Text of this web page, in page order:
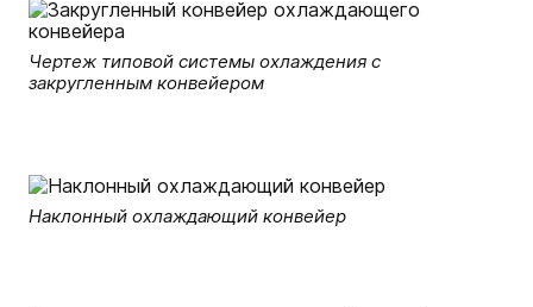
Чертеж типовой системы охлаждения с
закругленным конвейером
Наклонный охлаждающий конвейер